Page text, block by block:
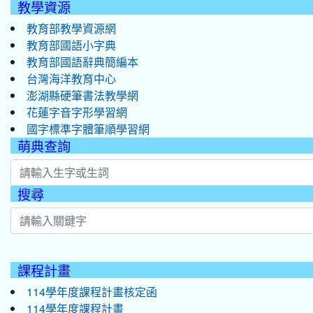
教學資源
教育部教學資源網
教育部國語小字典
教育部國語辭典簡編本
台灣海洋教育中心
澎湖縣硬筆書法教學網
花蓮字音字形學習網
國字標準字體筆順學習網
萌典查詢
搜尋
課程計畫
114學年度課程計畫核定函
114學年度課程計畫